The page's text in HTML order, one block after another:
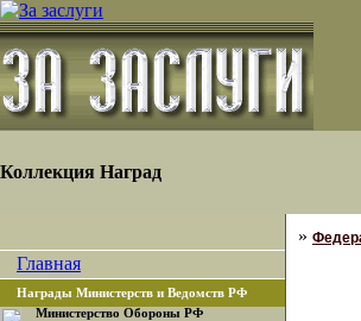
Коллекция Наград
Главная
Награды Министерств и Ведомств РФ
Министерство Обороны РФ
»